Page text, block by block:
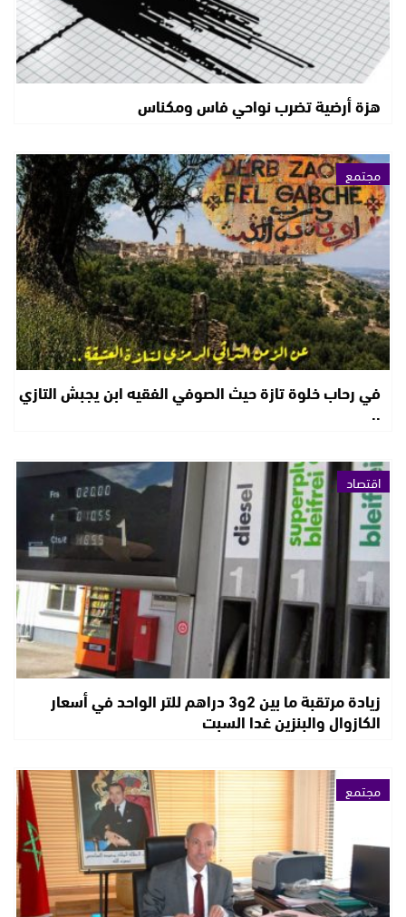
هزة أرضية تضرب نواحي فاس ومكناس
مجتمع
في رحاب خلوة تازة حيث الصوفي الفقيه ابن يجبش التازي
..
اقتصاد
زيادة مرتقبة ما بين 2و3 دراهم للتر الواحد في أسعار
الكازوال والبنزين غدا السبت
مجتمع